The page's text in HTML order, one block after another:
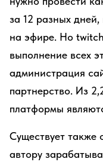
за 12 разных
на эфире. Но
выполнение всех
администрация
партнерство. Из
платформы
Существует также
автору